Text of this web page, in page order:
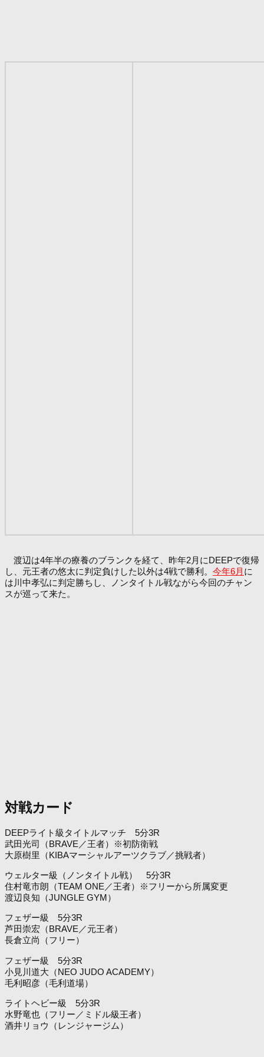
渡辺は4年半の療養のブランクを経て、昨年2月にDEEPで復帰
し、元王者の悠太に判定負けした以外は4戦で勝利。 今年6月 に
は川中孝弘に判定勝ちし、ノンタイトル戦ながら今回のチャン
スが巡って来た。
対戦カード
DEEPライト級タイトルマッチ 5分3R
武田光司（BRAVE／王者）※初防衛戦
大原樹里（KIBAマーシャルアーツクラブ／挑戦者）
ウェルター級（ノンタイトル戦） 5分3R
住村竜市朗（TEAM ONE／王者）※フリーから所属変更
渡辺良知（JUNGLE GYM）
フェザー級 5分3R
芦田崇宏（BRAVE／元王者）
長倉立尚（フリー）
フェザー級 5分3R
小見川道大（NEO JUDO ACADEMY）
毛利昭彦（毛利道場）
ライトヘビー級 5分3R
水野竜也（フリー／ミドル級王者）
酒井リョウ（レンジャージム）